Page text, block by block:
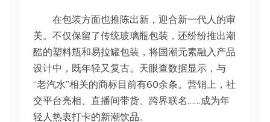
在包装方面也推陈出新，迎合新一代人的审
美。不仅保留了传统玻璃瓶包装，还纷纷推出潮
酷的塑料瓶和易拉罐包装，将国潮元素融入产品
设计中，既年轻又复古。天眼查数据显示，与
“老汽水”相关的商标目前有60余条。营销上，社
交平台亮相、直播间带货、跨界联名……成为年
轻人热衷打卡的新潮饮品。